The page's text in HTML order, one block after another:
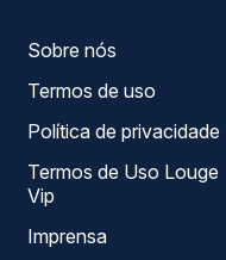
Sobre nós
Termos de uso
Política de privacidade
Termos de Uso Louge
Vip
Imprensa